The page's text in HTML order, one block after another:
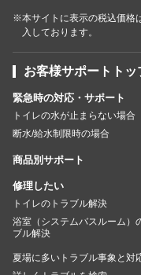
※本サイトに表示の税込価格
入しております。
お客様サポートトッ
緊急時の対応・サポート
トイレの水が止まらない場合
断水/給水制限時の場合
商品別サポート
修理したい
トイレのトラブル解決
浴室（システムバスルーム）
ブル解決
夏場に多いトラブル事象と対